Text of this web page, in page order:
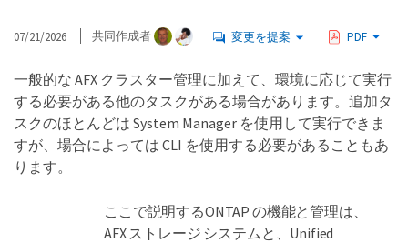
07/21/2026 共同作成者 変更を提案 PDF
一般的な AFX クラスター管理に加えて、環境に応じて実行
する必要がある他のタスクがある場合があります。追加タ
スクのほとんどは System Manager を使用して実行できま
すが、場合によっては CLI を使用する必要があることもあ
ります。
ここで説明するONTAP の機能と管理は、
AFX ストレージ システムと、Unified